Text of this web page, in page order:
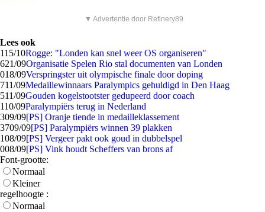
▼ Advertentie door Refinery89
Lees ook
115/10Rogge: "Londen kan snel weer OS organiseren"
621/09Organisatie Spelen Rio stal documenten van Londen
018/09Verspringster uit olympische finale door doping
711/09Medaillewinnaars Paralympics gehuldigd in Den Haag
511/09Gouden kogelstootster gedupeerd door coach
110/09Paralympiërs terug in Nederland
309/09[PS] Oranje tiende in medailleklassement
3709/09[PS] Paralympiërs winnen 39 plakken
108/09[PS] Vergeer pakt ook goud in dubbelspel
008/09[PS] Vink houdt Scheffers van brons af
Font-grootte:
Normaal
Kleiner
regelhoogte :
Normaal